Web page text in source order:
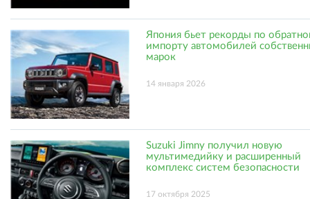
Япония бьет рекорды по
импорту автомобилей
марок
14 января 2026
Suzuki Jimny получил новую
мультимедийку и расширенный
комплекс систем безопасности
17 октября 2025